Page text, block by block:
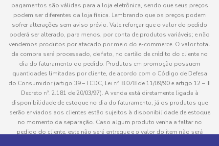
pagamentos são válidas para a loja eletrônica, sendo que seus preços
podem ser diferentes da loja física. Lembrando que os preços podem
sofrer alterações sem aviso prévio. Vale reforçar que o valor do pedido
poderá ser alterado, para menos, por conta de produtos variáveis; e não
vendemos produtos por atacado por meio do e-commerce. O valor total
da compra será processado, de fato, no cartão de crédito do cliente no
dia do faturamento do pedido. Produtos em promoção possuem
quantidades limitadas por cliente, de acordo com o Código de Defesa
do Consumidor (artigo 39 – I CDC, Lei nº. 8.078 de 11/09/90 e artigo 12 – III
Decreto nº. 2.181 de 20/03/97). A venda está diretamente ligada à
disponibilidade de estoque no dia do faturamento, já os produtos que
serão enviados aos clientes estão sujeitos à disponibilidade de estoque
no momento da separação. Caso algum produto venha a faltar no
pedido do cliente, este não será entregue e o valor do item não será